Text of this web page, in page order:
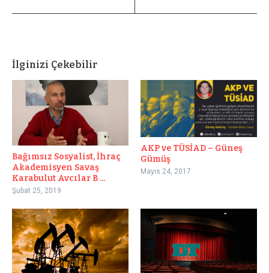
İlginizi Çekebilir
Bağımsız Sosyalist, İhraç
Akademisyen Savaş
Karabulut Avcılar B ...
Şubat 25, 2019
AKP ve TÜSİAD – Güneş
Gümüş
Mayıs 24, 2017